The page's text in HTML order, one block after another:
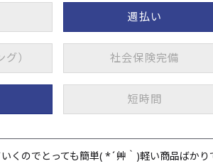
週払い
） 社会保険完備
短時間
のでとっても簡単( *´艸｀)軽い商品ばか